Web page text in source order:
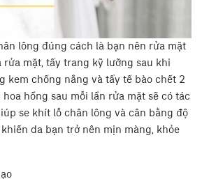
lông đúng cách là bạn nên rửa mặt
mặt, tẩy trang kỹ lưỡng sau khi
kem chống nắng và tẩy tế bào chết 2
hồng sau mỗi lần rửa mặt sẽ có tác
se khít lỗ chân lông và cân bằng độ
da bạn trở nên mịn màng, khỏe